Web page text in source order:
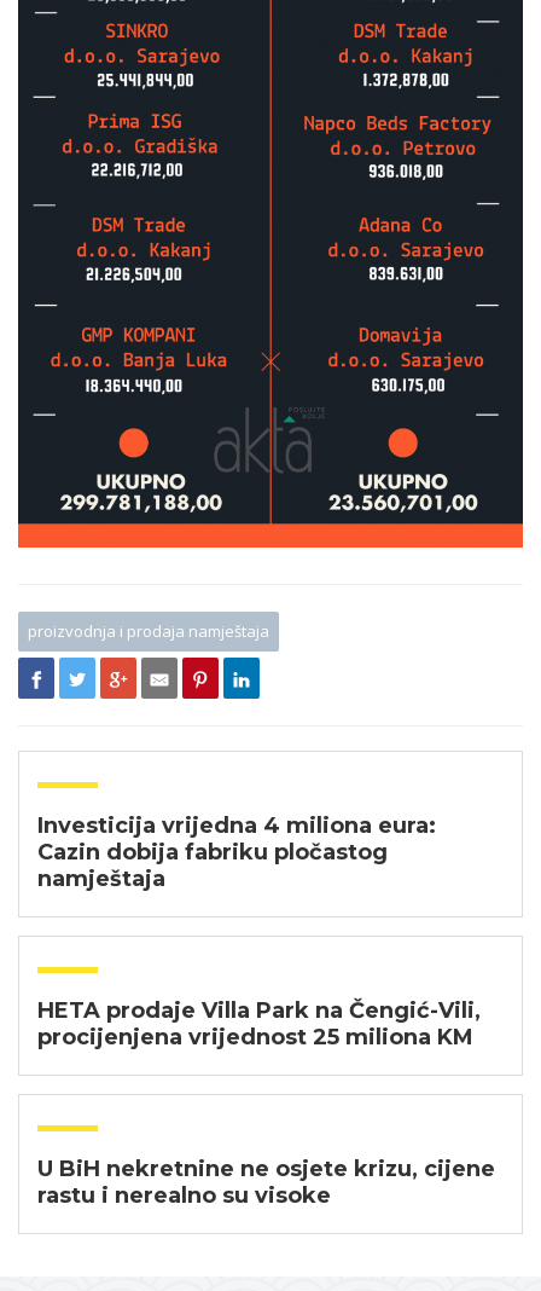
proizvodnja i prodaja namještaja
Investicija vrijedna 4 miliona eura:
Cazin dobija fabriku pločastog
namještaja
HETA prodaje Villa Park na Čengić-Vili,
procijenjena vrijednost 25 miliona KM
U BiH nekretnine ne osjete krizu, cijene
rastu i nerealno su visoke